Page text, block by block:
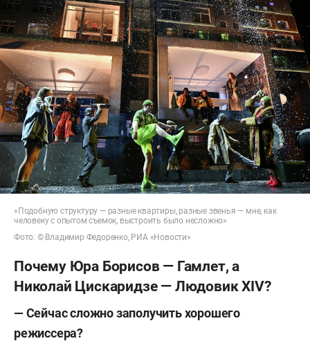
«Подобную структуру — разные квартиры, разные звенья — мне, как
человеку с опытом съемок, выстроить было несложно»
Фото: © Владимир Федоренко, РИА «Новости»
Почему Юра Борисов — Гамлет, а
Николай Цискаридзе — Людовик XIV?
— Сейчас сложно заполучить хорошего
режиссера?